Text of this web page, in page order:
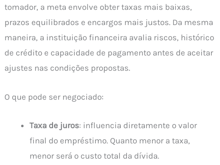
tomador, a meta envolve obter taxas mais baixas,
prazos equilibrados e encargos mais justos. Da mesma
maneira, a instituição financeira avalia riscos, histórico
de crédito e capacidade de pagamento antes de aceitar
ajustes nas condições propostas.
O que pode ser negociado:
Taxa de juros: influencia diretamente o valor
final do empréstimo. Quanto menor a taxa,
menor será o custo total da dívida.